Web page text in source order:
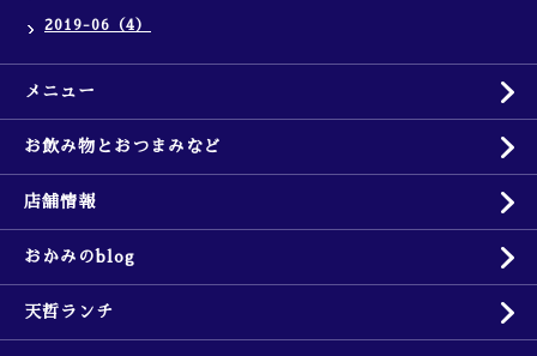
2019-06（4）
メニュー
お飲み物とおつまみなど
店舗情報
おかみのblog
天哲ランチ